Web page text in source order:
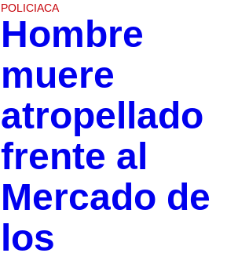
POLICIACA
Hombre
muere
atropellado
frente al
Mercado de
los